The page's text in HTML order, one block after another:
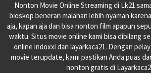
Nonton Movie Online Streaming di Lk21
bioskop beneran malahan lebih nyaman
aja, kapan aja dan bisa nonton film apapun
waktu. Situs movie online kami bisa dibilang
online indoxxi dan layarkaca21. Dengan
movie terupdate, kami pastikan Anda puas
nonton gratis di